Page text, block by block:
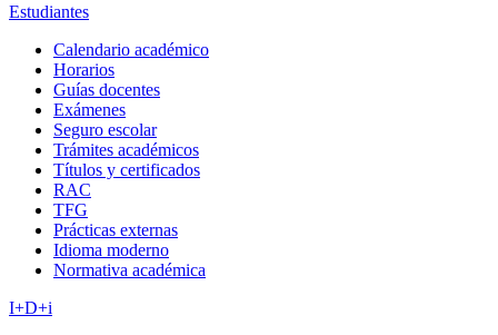
Estudiantes
Calendario académico
Horarios
Guías docentes
Exámenes
Seguro escolar
Trámites académicos
Títulos y certificados
RAC
TFG
Prácticas externas
Idioma moderno
Normativa académica
I+D+i